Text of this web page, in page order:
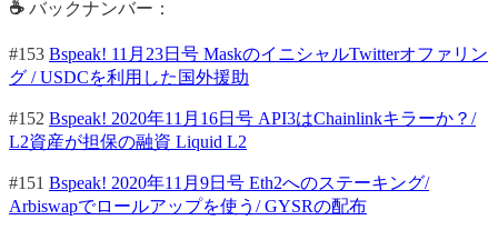
☕ バックナンバー：
#153 Bspeak! 11月23日号 MaskのイニシャルTwitterオファリン
グ / USDCを利用した国外援助
#152 Bspeak! 2020年11月16日号 API3はChainlinkキラーか？/
L2資産が担保の融資 Liquid L2
#151 Bspeak! 2020年11月9日号 Eth2へのステーキング/
Arbiswapでロールアップを使う/ GYSRの配布